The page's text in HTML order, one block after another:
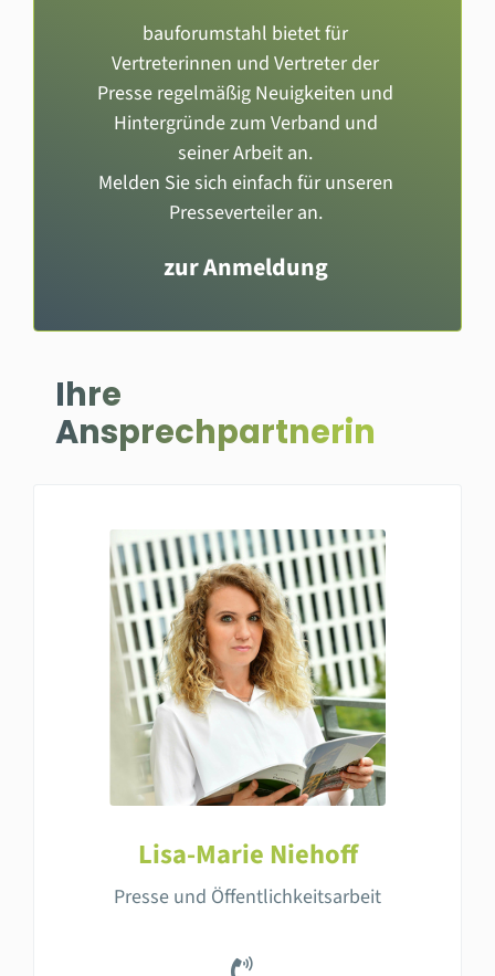
bauforumstahl bietet für
Vertreterinnen und Vertreter der
Presse regelmäßig Neuigkeiten und
Hintergründe zum Verband und
seiner Arbeit an.
Melden Sie sich einfach für unseren
Presseverteiler an.
zur Anmeldung
Ihre
Ansprechpartnerin
Lisa-Marie Niehoff
Presse und Öffentlichkeitsarbeit